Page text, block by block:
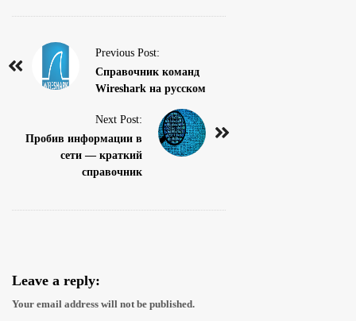
Previous Post:
Справочник команд
Wireshark на русском
Next Post:
Пробив информации в
сети — краткий
справочник
Leave a reply:
Your email address will not be published.